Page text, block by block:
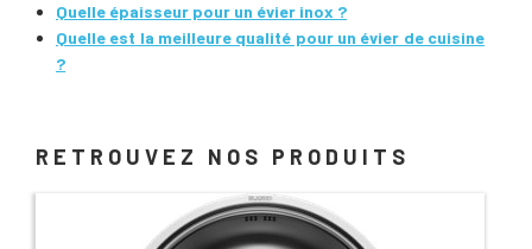
Quelle épaisseur pour un évier inox ?
Quelle est la meilleure qualité pour un évier de cuisine
?
RETROUVEZ NOS PRODUITS